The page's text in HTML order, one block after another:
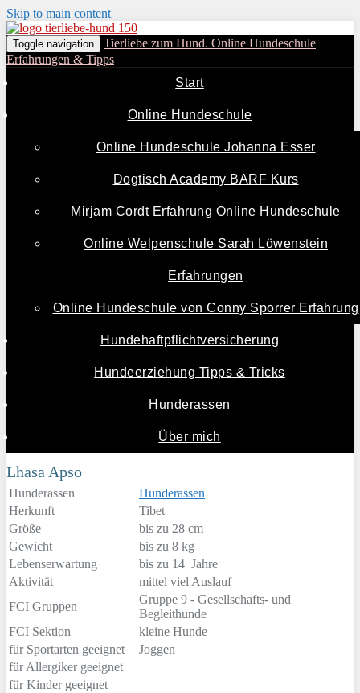
Skip to main content
Toggle navigation
Tierliebe zum Hund. Online Hundeschule
Erfahrungen & Tipps
Start
Online Hundeschule
Online Hundeschule Johanna Esser
Dogtisch Academy BARF Kurs
Mirjam Cordt Erfahrung Online Hundeschule
Online Welpenschule Sarah Löwenstein
Erfahrungen
Online Hundeschule von Conny Sporrer Erfahrung
Hundehaftpflichtversicherung
Hundeerziehung Tipps & Tricks
Hunderassen
Über mich
Lhasa Apso
Hunderassen
Hunderassen
Herkunft
Tibet
Größe
bis zu 28 cm
Gewicht
bis zu 8 kg
Lebenserwartung
bis zu 14 Jahre
Aktivität
mittel viel Auslauf
FCI Gruppen
Gruppe 9 - Gesellschafts- und
Begleithunde
FCI Sektion
kleine Hunde
für Sportarten geeignet
Joggen
für Allergiker geeignet
für Kinder geeignet